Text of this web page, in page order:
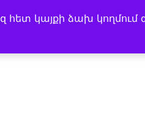
կայքի ձախ կողմում
BLOG Music